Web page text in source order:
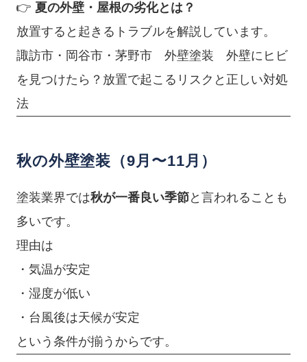
👉 夏の外壁・屋根の劣化とは？
放置すると起きるトラブルを解説しています。
諏訪市・岡谷市・茅野市 外壁塗装 外壁にヒビ
を見つけたら？放置で起こるリスクと正しい対処
法
秋の外壁塗装（9月〜11月）
塗装業界では秋が一番良い季節と言われることも
多いです。
理由は
・気温が安定
・湿度が低い
・台風後は天候が安定
という条件が揃うからです。